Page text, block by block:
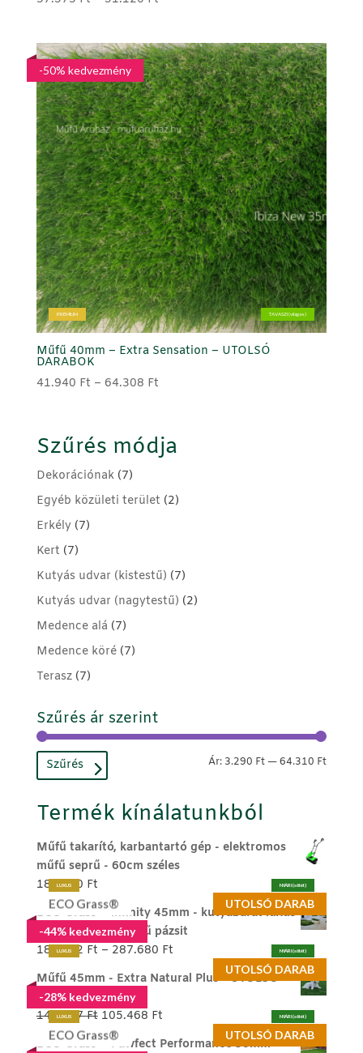
51.120 Ft
PRÉMIUM TAVASZI (világos)
-50% kedvezmény
Műfű 40mm – Extra Sensation – UTOLSÓ
DARABOK
41.940 Ft – 64.308 FtÁrtartomány:
64.308 Ft
Szűrés módja
Dekorációnak (7)
Egyéb közületi terület (2)
Erkély (7)
Kert (7)
Kutyás udvar (kistestű) (7)
Kutyás udvar (nagytestű) (2)
Medence alá (7)
Medence köré (7)
Terasz (7)
Szűrés ár szerint
Min
Max
Szűrés Ár: 3.290 Ft—64.310 Ft
Termék kínálatunkból
Műfű takarító, karbantartó gép - elektromos
műfű seprű - 60cm széles
189.990 Ft
ECO Grass®
LUXUS
UTOLSÓ DARAB
NYÁRI (sötét)
-44% kedvezmény
ECO Grass ® Infinity 45mm - kutyabarát luxus
memóriaszálas műfű pázsit
186.272 Ft – 287.680 FtÁrtartomány:
186.272 Ft
-
LUXUS
UTOLSÓ DARAB
NYÁRI (sötét)
-28% kedvezmény
Műfű 45mm - Extra Natural Plus - UTOLSÓ
DARAB
146.387Ft Original
price
105.468 FtCurrent
ECO Grass®
LUXUS
UTOLSÓ DARAB
NYÁRI (sötét)
ECO Grass ® Pawfect Performance 30mm -